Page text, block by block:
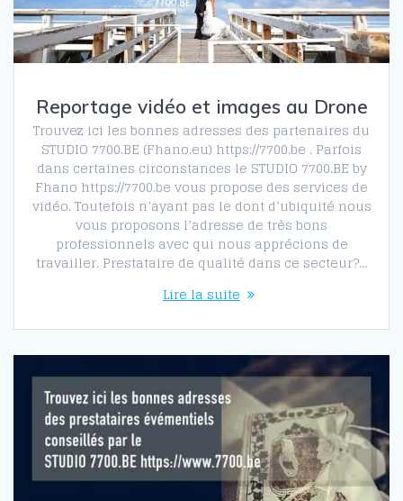
Reportage vidéo et images au Drone
Trouvez ici les bonnes adresses des partenaires du
STUDIO 7700.BE (Fhano.eu) https://7700.be . Parfois
dans certaines circonstances le STUDIO 7700.BE by
Fhano https://7700.be vous propose des services de
vidéo. Toutefois n’ayant pas le dont d’ubiquité nous
vous proposons l’adresse de très bons
professionnels avec qui nous apprécions de
travailler. Prestataire de qualité dans ce secteur?…
Lire la suite